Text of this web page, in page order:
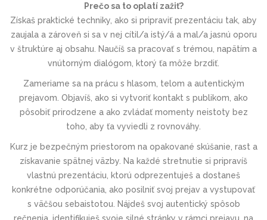
Prečo sa to oplatí zažiť?
Získaš praktické techniky, ako si pripraviť prezentáciu tak, aby
zaujala a zároveň si sa v nej cítil/a istý/á a mal/a jasnú oporu
v štruktúre aj obsahu. Naučíš sa pracovať s trémou, napätím a
vnútorným dialógom, ktorý ťa môže brzdiť.
Zameriame sa na prácu s hlasom, telom a autentickým
prejavom. Objavíš, ako si vytvoriť kontakt s publikom, ako
pôsobiť prirodzene a ako zvládať momenty neistoty bez
toho, aby ťa vyviedli z rovnováhy.
Kurz je bezpečným priestorom na opakované skúšanie, rast a
získavanie spätnej väzby. Na každé stretnutie si pripravíš
vlastnú prezentáciu, ktorú odprezentuješ a dostaneš
konkrétne odporúčania, ako posilniť svoj prejav a vystupovať
s väčšou sebaistotou. Nájdeš svoj autentický spôsob
rečnenia, identifikuješ svoje silné stránky v rámci prejavu, na